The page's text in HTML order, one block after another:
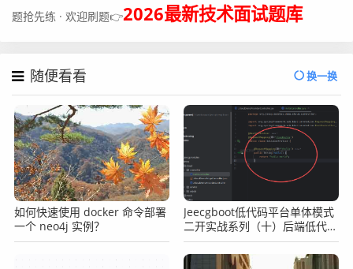
题抢先练 · 欢迎刷题👉2026最新技术面试题库
随便看看 换一换
如何快速使用 docker 命令部署
一个 neo4j 实例？
Jeecgboot低代码平台单体模式
二开实战系列（十）后端低代码
二开之日志记录